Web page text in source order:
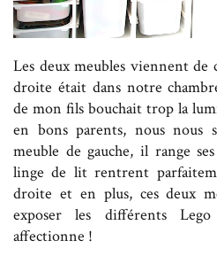
Les deux meubles viennent de
droite était dans notre
de mon fils bouchait trop la
en bons parents, nous nous
meuble de gauche, il range
linge de lit rentrent
droite et en plus, ces deux
exposer les différents
affectionne !